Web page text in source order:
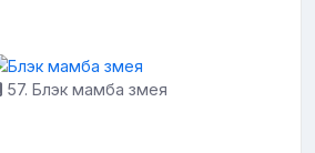
57. Блэк мамба змея